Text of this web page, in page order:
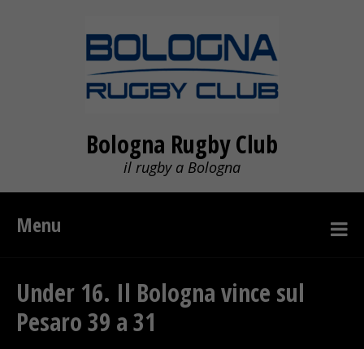
Bologna Rugby Club
il rugby a Bologna
Menu
Under 16. Il Bologna vince sul
Pesaro 39 a 31